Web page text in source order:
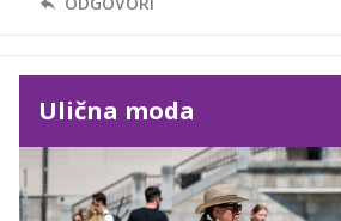
Ulična moda